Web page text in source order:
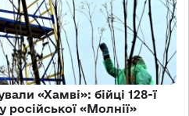
«Хамві»: бійці 128-ї
«Молнії»